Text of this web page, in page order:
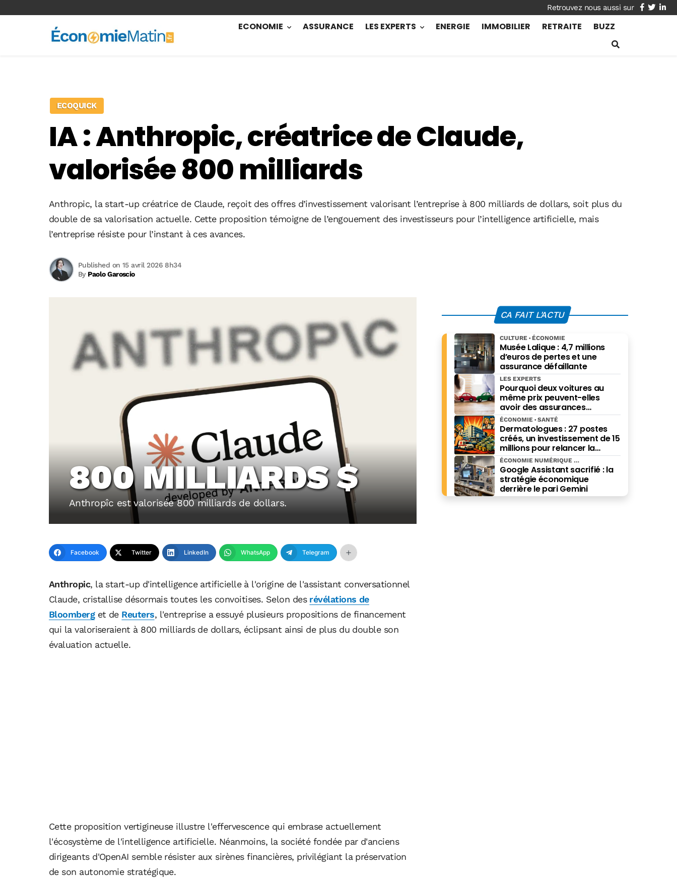
facebook
twitter
ECONOMIE ASSURANCE LES EXPERTS ENERGIE IMMOBILIER RETRAITE BUZZ
ECOQUICK
IA : Anthropic, créatrice de Claude,
valorisée 800 milliards
Anthropic, la start-up créatrice de Claude, reçoit des offres d’investissement valorisant l’entreprise à 800 milliards de dollars, soit plus du
double de sa valorisation actuelle. Cette proposition témoigne de l’engouement des investisseurs pour l’intelligence artificielle, mais
l’entreprise résiste pour l’instant à ces avances.
By Paolo Garoscio
Published on 15 avril 2026 8h34
800 MILLIARDS $
Anthropîc est valorisée 800 milliards de dollars.
Facebook Twitter LinkedIn WhatsApp Telegram
Anthropic, la start-up d'intelligence artificielle à l'origine de l'assistant conversationnel
Claude, cristallise désormais toutes les convoitises. Selon des révélations de
Bloomberget de Reuters, l'entreprise a essuyé plusieurs propositions de financement
qui la valoriseraient à 800 milliards de dollars, éclipsant ainsi de plus du double son
évaluation actuelle.
Cette proposition vertigineuse illustre l'effervescence qui embrase actuellement
l'écosystème de l'intelligence artificielle. Néanmoins, la société fondée par d'anciens
dirigeants d'OpenAI semble résister aux sirènes financières, privilégiant la préservation
de son autonomie stratégique.
CA FAIT L'ACTU
Musée Lalique : 4,7 millions
d’euros de pertes et une
assurance défaillante
CULTURE ÉCONOMIE
Pourquoi deux voitures au
même prix peuvent-elles
avoir des assurances
différentes ?
LES EXPERTS
Dermatologues : 27 postes
créés, un investissement de 15
millions pour relancer la
spécialité
ÉCONOMIE SANTÉ
Google Assistant sacrifié : la
stratégie économique
derrière le pari Gemini
ÉCONOMIE NUMÉRIQUE